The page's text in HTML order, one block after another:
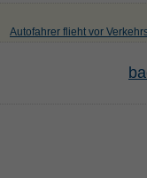
Autofahrer flieht vor